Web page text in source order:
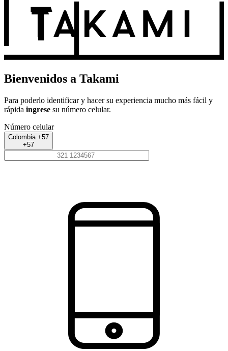
Bienvenidos a Takami
Para poderlo identificar y hacer su experiencia mucho más fácil y
rápida ingrese su número celular.
Número celular
Colombia +57
+57